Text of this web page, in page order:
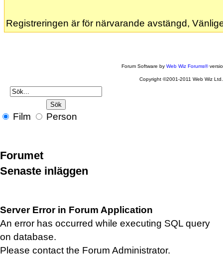
Registreringen är för närvarande avstängd,
Forum Software byWeb Wiz Forums®
Copyright ©2001-2011 Web Wiz Ltd.
Film Person
Forumet
Senaste inläggen
Server Error in Forum Application
An error has occurred while executing SQL query
on database.
Please contact the Forum Administrator.